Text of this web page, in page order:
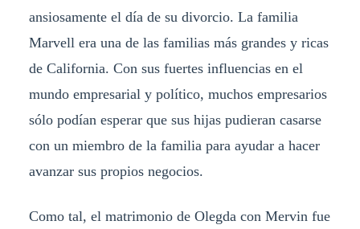
ansiosamente el día de su divorcio. La familia
Marvell era una de las familias más grandes y ricas
de California. Con sus fuertes influencias en el
mundo empresarial y político, muchos empresarios
sólo podían esperar que sus hijas pudieran casarse
con un miembro de la familia para ayudar a hacer
avanzar sus propios negocios.
Como tal, el matrimonio de Olegda con Mervin fue